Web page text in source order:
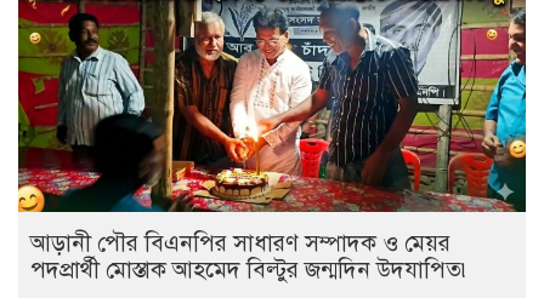
আড়ানী পৌর বিএনপির সাধারণ সম্পাদক ও মেয়র
পদপ্রার্থী মোস্তাক আহমেদ বিল্টুর জন্মদিন উদযাপিত৷